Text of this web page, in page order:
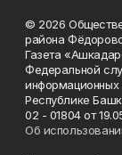
© 2026
района
Газета
Федеральной
информационных
Республике
02 - 01804 от
Об